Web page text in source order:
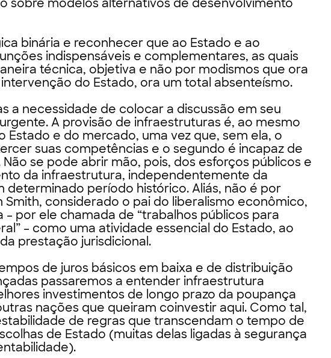
sobre modelos alternativos de desenvolvimento
binária e reconhecer que ao Estado e ao
indispensáveis e complementares, as quais
técnica, objetiva e não por modismos que ora
do Estado, ora um total absenteísmo.
a necessidade de colocar a discussão em seu
A provisão de infraestruturas é, ao mesmo
Estado e do mercado, uma vez que, sem ela, o
suas competências e o segundo é incapaz de
se pode abrir mão, pois, dos esforços públicos e
da infraestrutura, independentemente da
determinado período histórico. Aliás, não é por
considerado o pai do liberalismo econômico,
por ele chamada de “trabalhos públicos para
– como uma atividade essencial do Estado, ao
prestação jurisdicional.
de juros básicos em baixa e de distribuição
passaremos a entender infraestrutura
investimentos de longo prazo da poupança
nações que queiram coinvestir aqui. Como tal,
de regras que transcendam o tempo de
de Estado (muitas delas ligadas à segurança